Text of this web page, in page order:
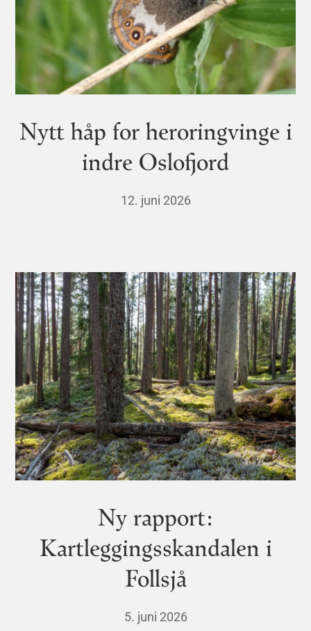
Nytt håp for heroringvinge i
indre Oslofjord
12. juni 2026
Ny rapport:
Kartleggingsskandalen i
Follsjå
5. juni 2026